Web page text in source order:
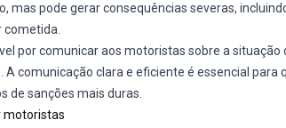
mas pode gerar consequências severas,
por comunicar aos motoristas sobre a situação
comunicação clara e eficiente é essencial
de sanções mais duras.
motoristas